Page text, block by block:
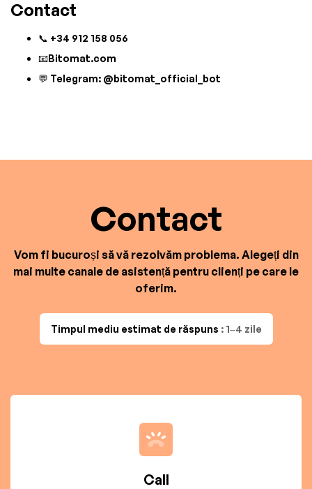
Contact
📞 +34 912 158 056
📧Bitomat.com
💬 Telegram: @bitomat_official_bot
Contact
Vom fi bucuroși să vă rezolvăm problema. Alegeți din
mai multe canale de asistență pentru clienți pe care le
oferim.
Timpul mediu estimat de răspuns : 1–4 zile
Call